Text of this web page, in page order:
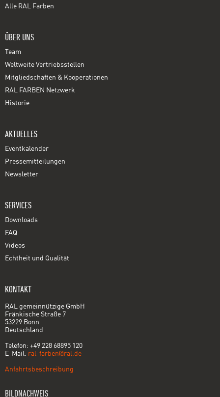
Alle RAL Farben
ÜBER UNS
Team
Weltweite Vertriebsstellen
Mitgliedschaften & Kooperationen
RAL FARBEN Netzwerk
Historie
AKTUELLES
Eventkalender
Pressemitteilungen
Newsletter
SERVICES
Downloads
FAQ
Videos
Echtheit und Qualität
KONTAKT
RAL gemeinnützige GmbH
Fränkische Straße 7
53229 Bonn
Deutschland
Telefon: +49 228 68895 120
E-Mail: ral-farben@ral.de
Anfahrtsbeschreibung
BILDNACHWEIS